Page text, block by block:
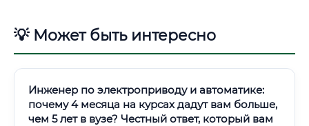
💡 Может быть интересно
Инженер по электроприводу и автоматике:
почему 4 месяца на курсах дадут вам больше,
чем 5 лет в вузе? Честный ответ, который вам